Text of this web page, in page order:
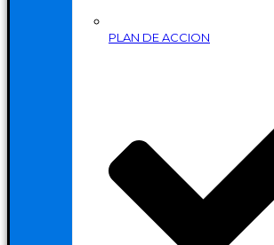
PLAN DE ACCION